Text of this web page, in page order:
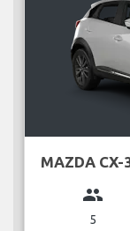
MAZDA CX-
group
5